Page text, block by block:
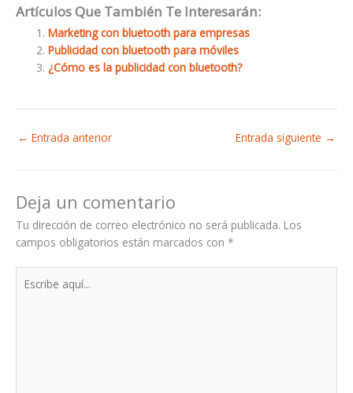
Artículos Que También Te Interesarán:
Marketing con bluetooth para empresas
Publicidad con bluetooth para móviles
¿Cómo es la publicidad con bluetooth?
← Entrada anterior Entrada siguiente →
Deja un comentario
Tu dirección de correo electrónico no será publicada. Los
campos obligatorios están marcados con *
aquí...